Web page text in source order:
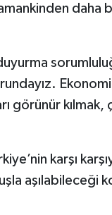
daha
duyurma
Ekonomik
görünür kılmak,
karşı
aşılabileceği